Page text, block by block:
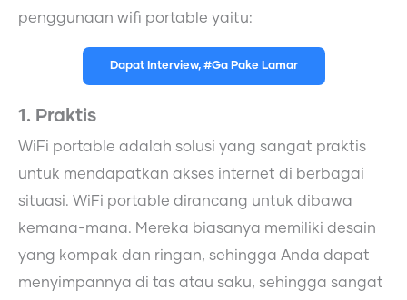
penggunaan wifi portable yaitu:
Dapat Interview, #Ga Pake Lamar
1. Praktis
WiFi portable adalah solusi yang sangat praktis
untuk mendapatkan akses internet di berbagai
situasi. WiFi portable dirancang untuk dibawa
kemana-mana. Mereka biasanya memiliki desain
yang kompak dan ringan, sehingga Anda dapat
menyimpannya di tas atau saku, sehingga sangat